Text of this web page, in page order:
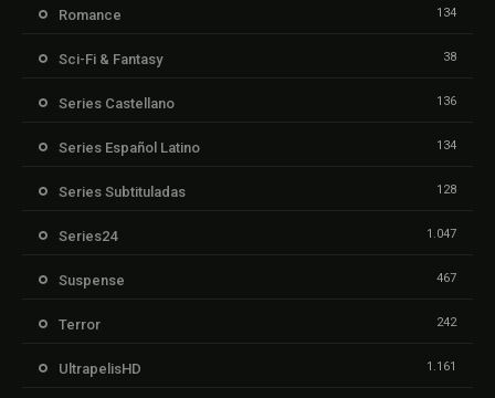
Romance 134
Sci-Fi & Fantasy 38
Series Castellano 136
Series Español Latino 134
Series Subtituladas 128
Series24 1.047
Suspense 467
Terror 242
UltrapelisHD 1.161